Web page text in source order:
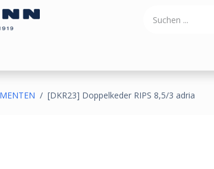
[DKR23] Doppelkeder RIPS 8,5/3 adria